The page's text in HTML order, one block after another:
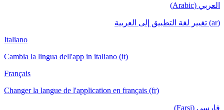
العربي (Arabic)
(ar) تغيير لغة التطبيق إلى العربية
Italiano
Cambia la lingua dell'app in italiano (it)
Français
Changer la langue de l'application en français (fr)
فارسی (Farsi)